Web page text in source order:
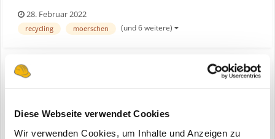
Diese Webseite verwendet Cookies
Wir verwenden Cookies, um Inhalte und Anzeigen zu
Zerstörungen ist eine immense Wideraufbauoffensive angelaufen,
bei der auch die Anlagenkompetenz von Moerschen Mobile
28. Februar 2022
recycling moerschen (und 6 weitere)
ein Thema erstellte Bauforum24 inNews aus der
Baumaschinen Industrie